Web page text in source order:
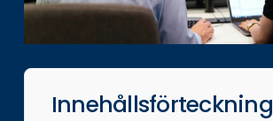
Innehållsförteckning